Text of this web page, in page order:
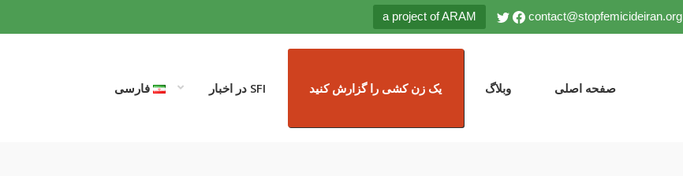
contact@stopfemicideiran.org
a project of ARAM
صفحه اصلی وبلاگ یک زن کشی را گزارش کنید SFI در اخبار فارسی